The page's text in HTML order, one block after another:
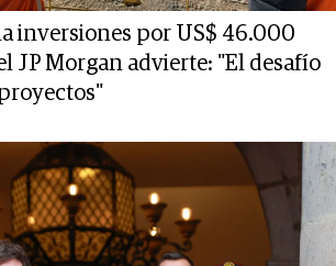
inversiones por US$ 46.000
JP Morgan advierte: "El desafío